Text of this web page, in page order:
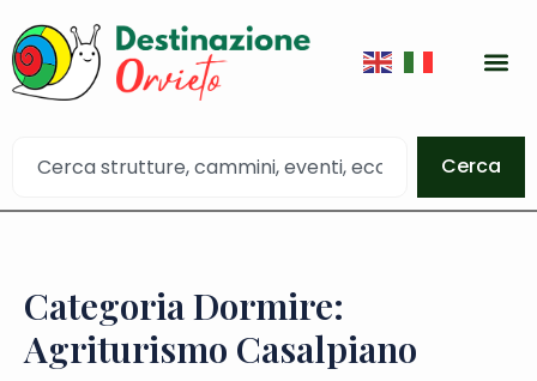
Cerca
Categoria Dormire:
Agriturismo Casalpiano